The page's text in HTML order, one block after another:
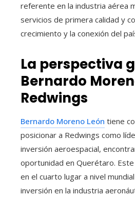
referente en la industria aérea
servicios de primera calidad y
crecimiento y la conexión del
La perspectiva
Bernardo
Redwings
Bernardo Moreno León tiene
posicionar a Redwings como
inversión aeroespacial,
oportunidad en Querétaro.
en el cuarto lugar a nivel
inversión en la industria